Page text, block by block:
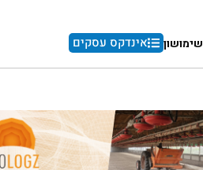
שימושון אינדקס עסקים